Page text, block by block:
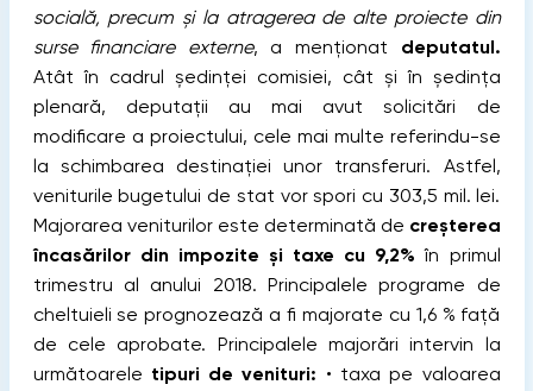
socială, precum și la atragerea de alte proiecte din
surse financiare externe, a menționat deputatul.
Atât în cadrul ședinței comisiei, cât și în ședința
plenară, deputații au mai avut solicitări de
modificare a proiectului, cele mai multe referindu-se
la schimbarea destinației unor transferuri. Astfel,
veniturile bugetului de stat vor spori cu 303,5 mil. lei.
Majorarea veniturilor este determinată de creșterea
încasărilor din impozite și taxe cu 9,2% în primul
trimestru al anului 2018. Principalele programe de
cheltuieli se prognozează a fi majorate cu 1,6 % față
de cele aprobate. Principalele majorări intervin la
următoarele tipuri de venituri: • taxa pe valoarea